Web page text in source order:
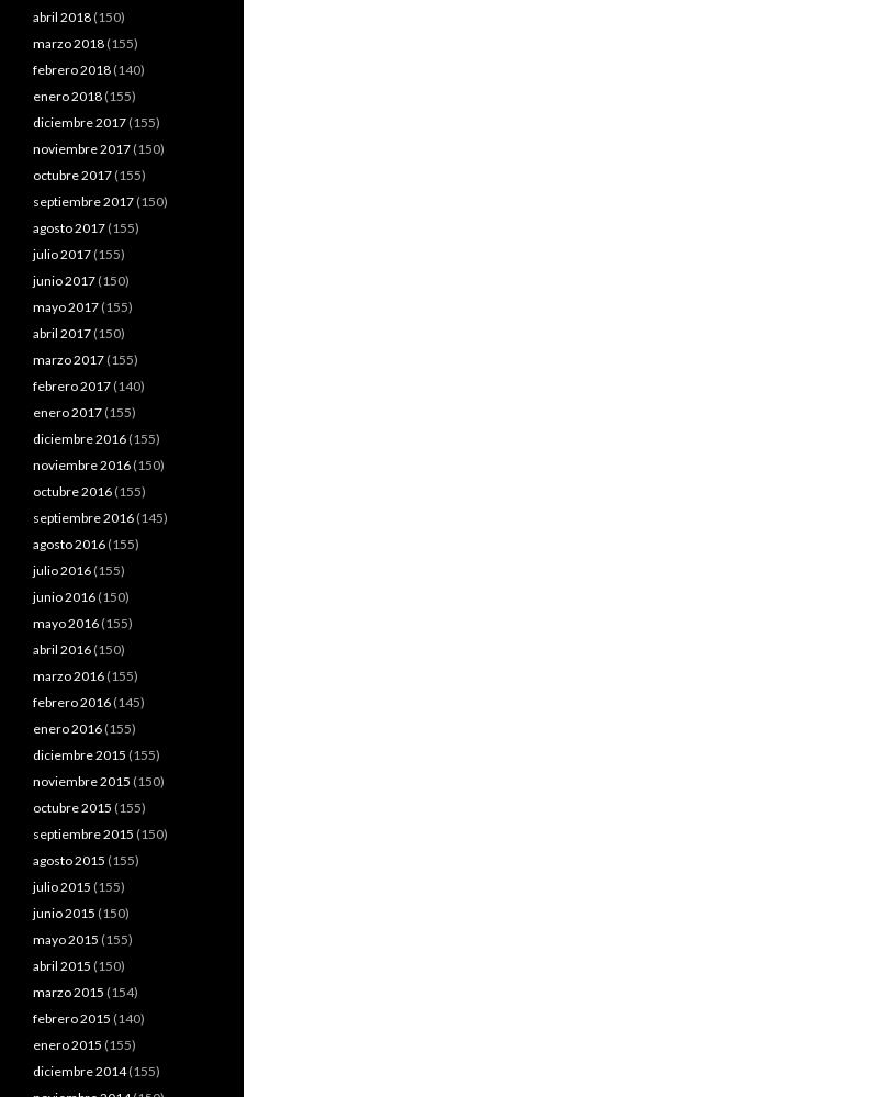
abril 2018 (150)
marzo 2018 (155)
febrero 2018 (140)
enero 2018 (155)
diciembre 2017 (155)
noviembre 2017 (150)
octubre 2017 (155)
septiembre 2017 (150)
agosto 2017 (155)
julio 2017 (155)
junio 2017 (150)
mayo 2017 (155)
abril 2017 (150)
marzo 2017 (155)
febrero 2017 (140)
enero 2017 (155)
diciembre 2016 (155)
noviembre 2016 (150)
octubre 2016 (155)
septiembre 2016 (145)
agosto 2016 (155)
julio 2016 (155)
junio 2016 (150)
mayo 2016 (155)
abril 2016 (150)
marzo 2016 (155)
febrero 2016 (145)
enero 2016 (155)
diciembre 2015 (155)
noviembre 2015 (150)
octubre 2015 (155)
septiembre 2015 (150)
agosto 2015 (155)
julio 2015 (155)
junio 2015 (150)
mayo 2015 (155)
abril 2015 (150)
marzo 2015 (154)
febrero 2015 (140)
enero 2015 (155)
diciembre 2014(155)